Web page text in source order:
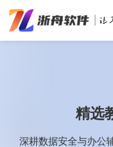
精选
深耕数据安全与办公